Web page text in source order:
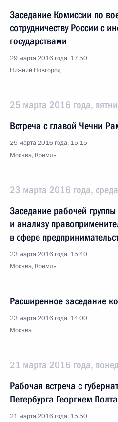
Заседание Комиссии по
сотрудничеству России с
государствами
29 марта 2016 года, 17:50
Нижний Новгород
25 марта 2016 года,
Встреча с главой Чечни
25 марта 2016 года, 15:15
Москва, Кремль
23 марта 2016 года, среда
Заседание рабочей
и анализу
в сфере
23 марта 2016 года, 15:40
Москва, Кремль
Расширенное заседание
23 марта 2016 года, 14:00
Москва
21 марта 2016 года,
Рабочая встреча с
Петербурга Георгием
21 марта 2016 года, 15:50